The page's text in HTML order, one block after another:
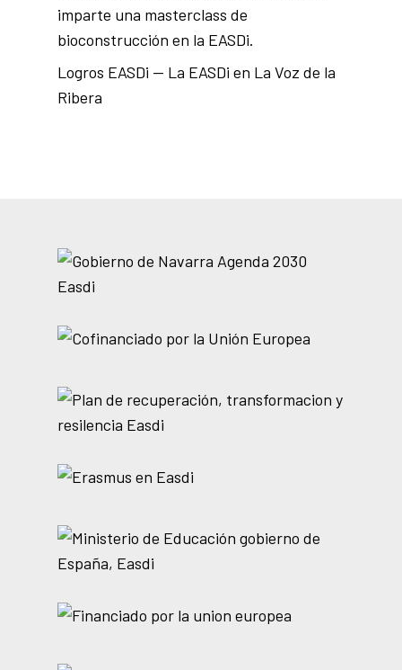
imparte una masterclass de
bioconstrucción en la EASDi.
Logros EASDi — La EASDi en La Voz de la
Ribera